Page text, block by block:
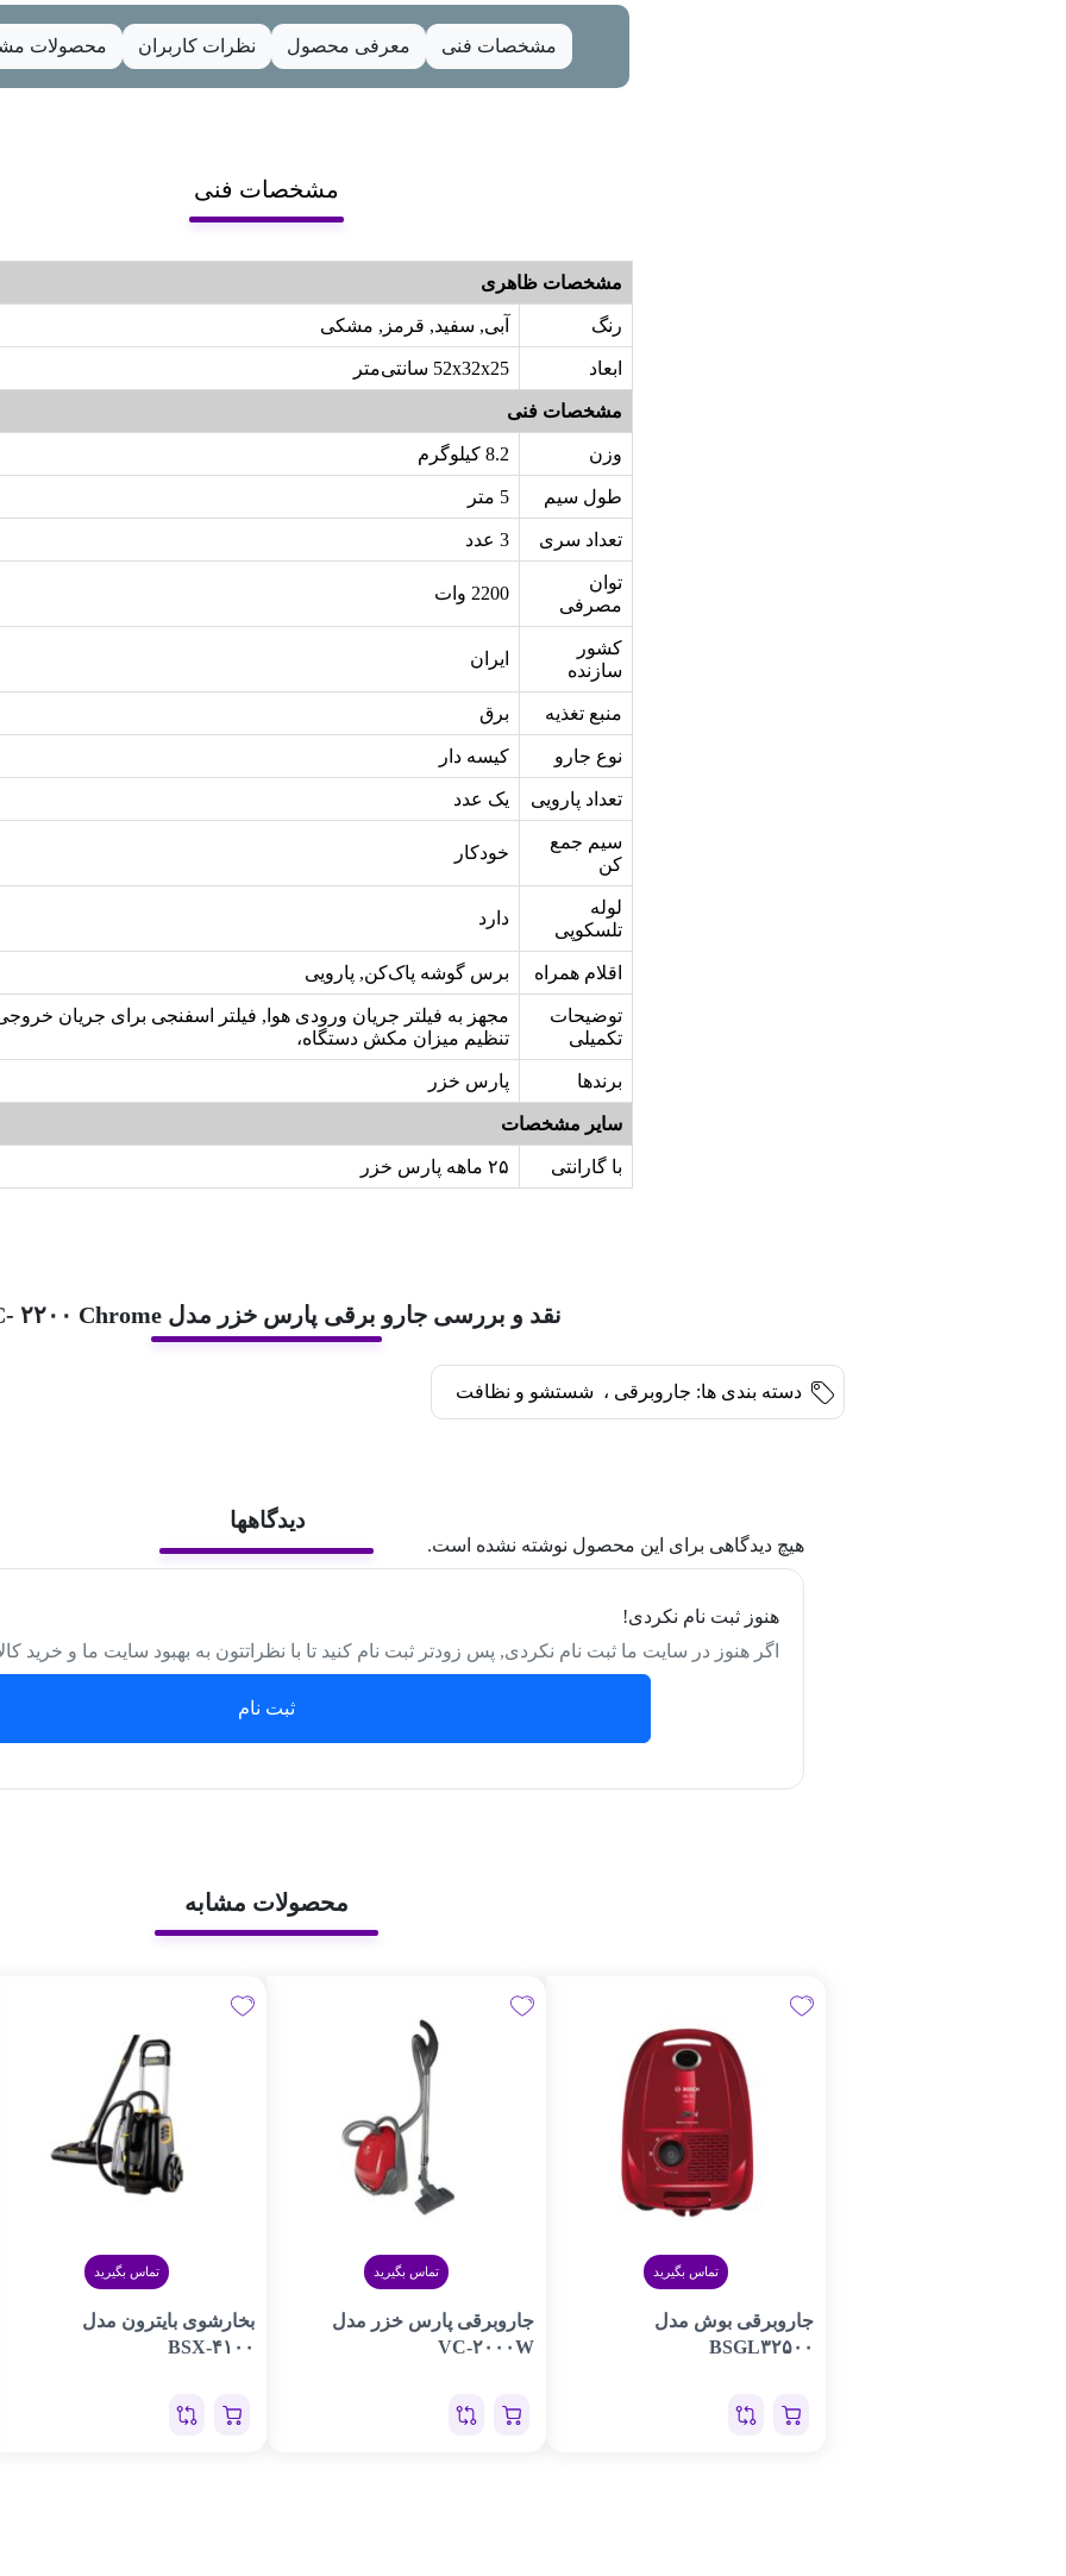
مشخصات فنی معرفی محصول نظرات کاربران محصولات
مشخصات فنی
مشخصات ظاهری
رنگ آبی, سفید, قرمز, مشکی
ابعاد 52x32x25 سانتی‌متر
مشخصات فنی
وزن 8.2 کیلوگرم
طول سیم 5 متر
تعداد سری 3 عدد
توان
مصرفی
2200 وات
کشور
سازنده
ایران
منبع تغذیه برق
نوع جارو کیسه دار
تعداد پارویی یک عدد
سیم جمع
کن
خودکار
لوله
تلسکوپی
دارد
اقلام همراه برس گوشه پاک‌کن, پارویی
توضیحات
تکمیلی
مجهز به فیلتر جریان ورودی هوا, فیلتر اسفنجی برای جریان
تنظیم میزان مکش دستگاه،
برندها پارس خزر
سایر مشخصات
با گارانتی ۲۵ ماهه پارس خزر
نقد و بررسی جارو برقی پارس خزر مدل VC- ۲۲۰۰ Chrome
دسته بندی ها: جاروبرقی ، شستشو و نظافت
دیدگاهها
هیچ دیدگاهی برای این محصول نوشته نشده است.
هنوز ثبت نام نکردی!
اگر هنوز در سایت ما ثبت نام نکردی, پس زودتر ثبت نام کنید تا با نظراتتون به بهبود سایت ما و خرید
ثبت نام
محصولات مشابه
تماس بگیرید
جاروبرقی بوش مدل
BSGL۳۲۵۰۰
تماس بگیرید
جاروبرقی پارس خزر مدل
VC-۲۰۰۰W
تماس بگیرید
بخارشوی بایترون مدل
BSX-۴۱۰۰